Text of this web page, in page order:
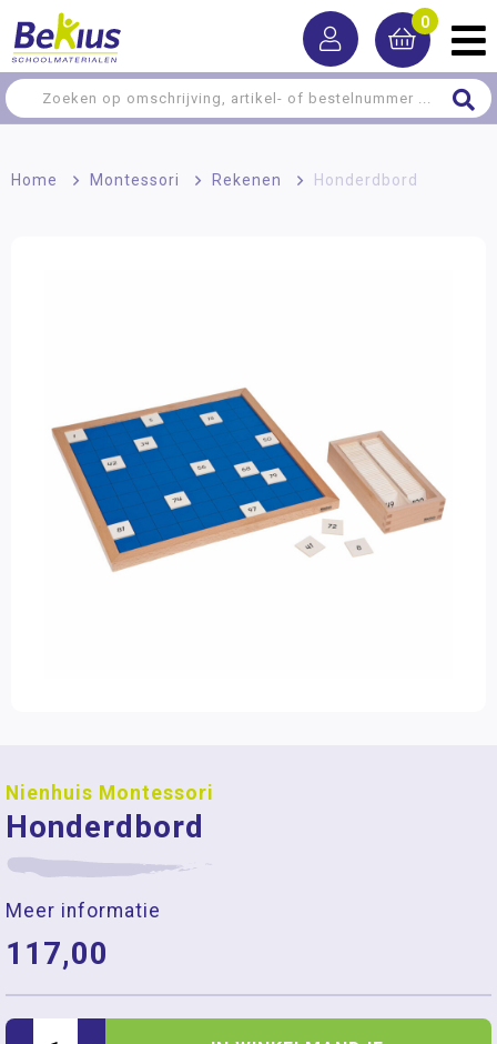
0
Home > Montessori > Rekenen > Honderdbord
Nienhuis Montessori
Honderdbord
Meer informatie
117,00